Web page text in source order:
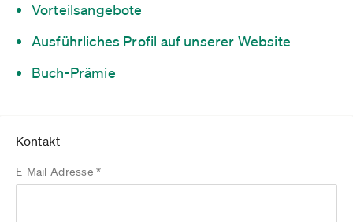
Vorteilsangebote
Ausführliches Profil auf unserer Website
Buch-Prämie
Kontakt
E-Mail-Adresse *